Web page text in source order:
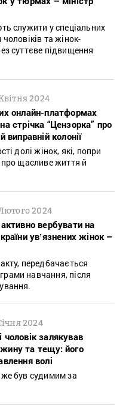
служити у спеціальних
та жінок-
суттєве підвищення
2024
онлайн-платформах
стрічка “Цензорка” про
колонії
долі жінок, які, попри
про щасливе життя й
2024
вербувати на
увʼязнених жінок –
передбачається
навчання, після
2024
залякував
та тещу: його
волі
був судимим за